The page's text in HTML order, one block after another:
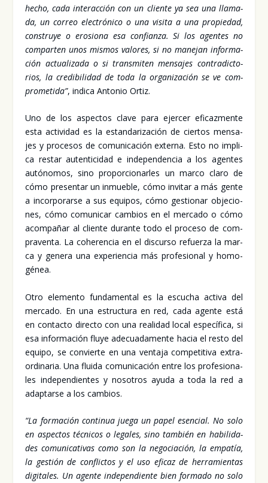
hecho, cada inter­ac­ción con un clien­te ya sea una lla­ma­
da, un correo elec­tró­ni­co o una visi­ta a una pro­pie­dad,
cons­tru­ye o ero­sio­na esa con­fian­za. Si los agen­tes no
com­par­ten unos mis­mos valo­res, si no mane­jan infor­ma­
ción actua­li­za­da o si trans­mi­ten men­sa­jes con­tra­dic­to­
rios, la cre­di­bi­li­dad de toda la orga­ni­za­ción se ve com­
pro­me­ti­da”, indi­ca Anto­nio Ortiz.
Uno de los aspec­tos cla­ve para ejer­cer efi­caz­men­te
esta acti­vi­dad es la estan­da­ri­za­ción de cier­tos men­sa­
jes y pro­ce­sos de comu­ni­ca­ción exter­na. Esto no impli­
ca res­tar auten­ti­ci­dad e inde­pen­den­cia a los agen­tes
autó­no­mos, sino pro­por­cio­nar­les un mar­co cla­ro de
cómo pre­sen­tar un inmue­ble, cómo invi­tar a más gen­te
a incor­po­rar­se a sus equi­pos, cómo ges­tio­nar obje­cio­
nes, cómo comu­ni­car cam­bios en el mer­ca­do o cómo
acom­pa­ñar al clien­te duran­te todo el pro­ce­so de com­
pra­ven­ta. La cohe­ren­cia en el dis­cur­so refuer­za la mar­
ca y gene­ra una expe­rien­cia más pro­fe­sio­nal y homo­
gé­nea.
Otro ele­men­to fun­da­men­tal es la escu­cha acti­va del
mer­ca­do. En una estruc­tu­ra en red, cada agen­te está
en con­tac­to direc­to con una reali­dad local espe­cí­fi­ca, si
esa infor­ma­ción flu­ye ade­cua­da­men­te hacia el res­to del
equi­po, se con­vier­te en una ven­ta­ja com­pe­ti­ti­va extra­
or­di­na­ria. Una flui­da comu­ni­ca­ción entre los pro­fe­sio­na­
les inde­pen­dien­tes y noso­tros ayu­da a toda la red a
adap­tar­se a los cam­bios.
“La for­ma­ción con­ti­nua jue­ga un papel esen­cial. No solo
en aspec­tos téc­ni­cos o lega­les, sino tam­bién en habi­li­da­
des comu­ni­ca­ti­vas como son la nego­cia­ción, la empa­tía,
la ges­tión de con­flic­tos y el uso efi­caz de herra­mien­tas
digi­ta­les. Un agen­te inde­pen­dien­te bien for­ma­do no solo